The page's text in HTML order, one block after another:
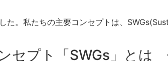
た。私たちの主要コンセプトは、
セプト「SWGs」とは